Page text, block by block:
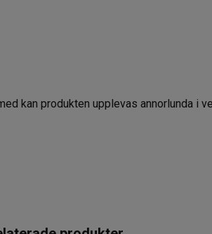
kan produkten upplevas annorlunda i